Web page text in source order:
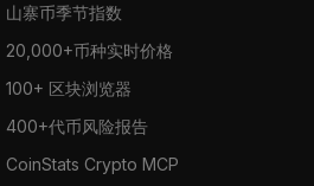
山寨币季节指数
20,000+币种实时价格
100+ 区块浏览器
400+代币风险报告
CoinStats Crypto MCP